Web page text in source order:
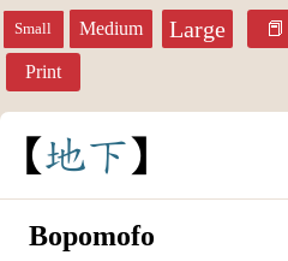
Small Medium Large
Print
地下
Bopomofo